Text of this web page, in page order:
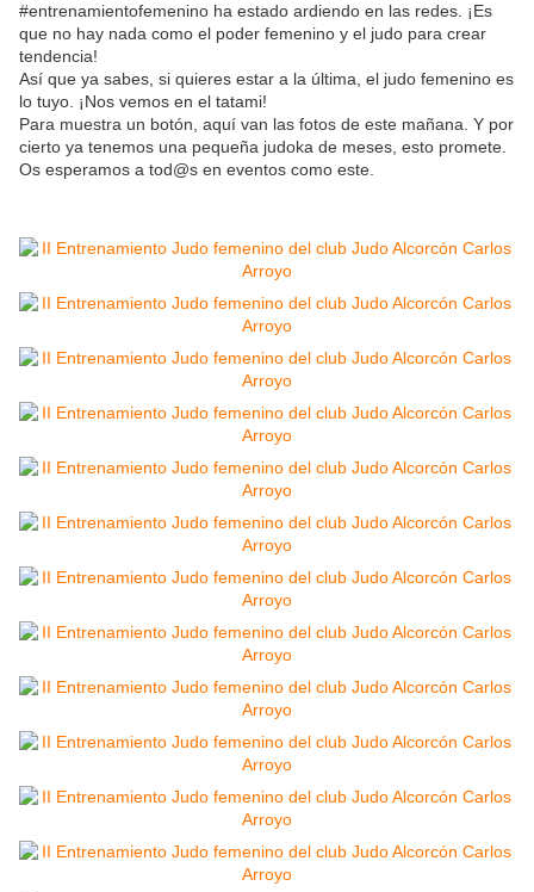
#entrenamientofemenino ha estado ardiendo en las redes. ¡Es
que no hay nada como el poder femenino y el judo para crear
tendencia!
Así que ya sabes, si quieres estar a la última, el judo femenino es
lo tuyo. ¡Nos vemos en el tatami!
Para muestra un botón, aquí van las fotos de este mañana. Y por
cierto ya tenemos una pequeña judoka de meses, esto promete.
Os esperamos a tod@s en eventos como este.